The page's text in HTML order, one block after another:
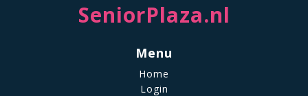
SeniorPlaza.nl
Menu
Home
Login